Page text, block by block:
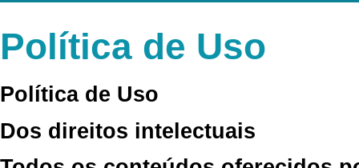
Política de Uso
Política de Uso
Dos direitos intelectuais